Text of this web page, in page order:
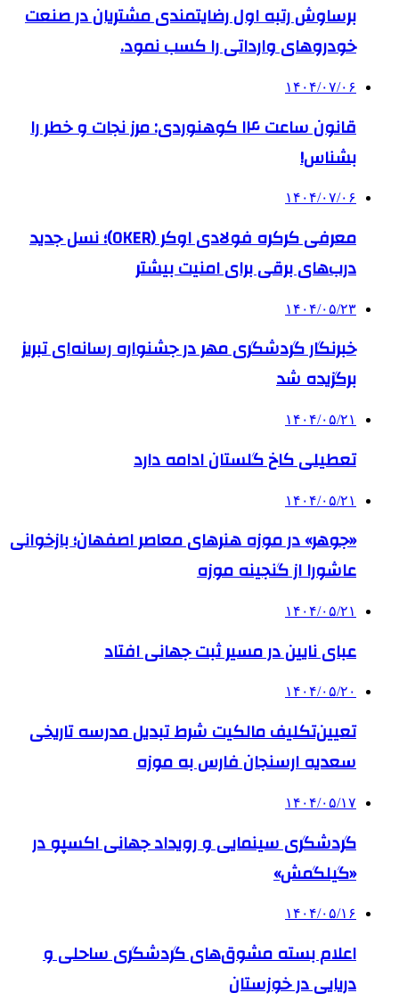
برساوش رتبه اول رضایتمندی مشتریان در صنعت
خودروهای وارداتی را کسب نمود.
۱۴۰۴/۰۷/۰۶
قانون ساعت ۱۴ کوهنوردی: مرز نجات و خطر را
بشناس!
۱۴۰۴/۰۷/۰۶
معرفی کرکره فولادی اوکر (OKER)؛ نسل جدید
درب‌های برقی برای امنیت بیشتر
۱۴۰۴/۰۵/۲۳
خبرنگار گردشگری مهر در جشنواره رسانه‌ای تبریز
برگزیده شد
۱۴۰۴/۰۵/۲۱
تعطیلی کاخ گلستان ادامه دارد
۱۴۰۴/۰۵/۲۱
«جوهر» در موزه هنرهای معاصر اصفهان؛ بازخوانی
عاشورا از گنجینه موزه
۱۴۰۴/۰۵/۲۱
عبای نایین در مسیر ثبت جهانی افتاد
۱۴۰۴/۰۵/۲۰
تعیین‌تکلیف مالکیت شرط تبدیل مدرسه تاریخی
سعدیه ارسنجان فارس به موزه
۱۴۰۴/۰۵/۱۷
گردشگری سینمایی و رویداد جهانی اکسپو در
«گیلگمش»
۱۴۰۴/۰۵/۱۶
اعلام بسته مشوق‌های گردشگری ساحلی و
دریایی در خوزستان